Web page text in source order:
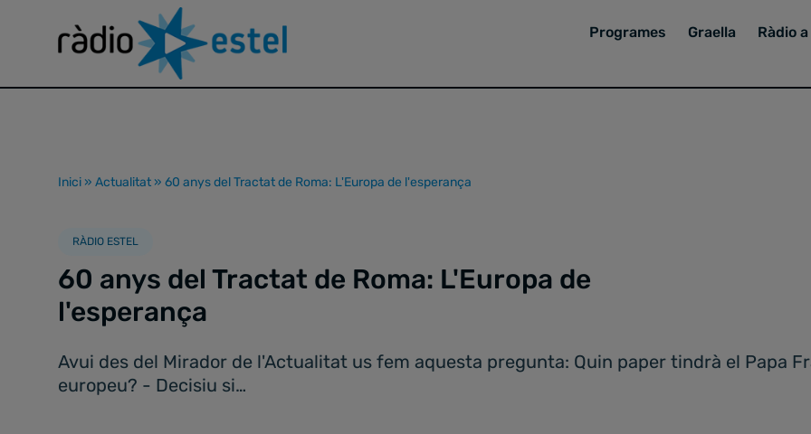
Programes Graella Ràdio
Inici » Actualitat » 60 anys del Tractat de Roma: L'Europa de l'esperança
RÀDIO ESTEL
60 anys del Tractat de Roma: L'Europa de
l'esperança
Avui des del Mirador de l'Actualitat us fem aquesta pregunta: Quin paper tindrà el Papa
europeu? - Decisiu si…